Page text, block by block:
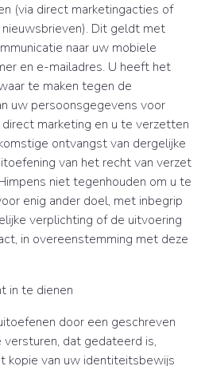
(via direct marketingacties of
Dit geldt met
naar uw mobiele
en e-mailadres. U heeft het
te maken tegen de
uw persoonsgegevens voor
marketing en u te verzetten
ontvangst van dergelijke
van het recht van verzet
niet tegenhouden om u te
enig ander doel, met inbegrip
verplichting of de uitvoering
in overeenstemming met deze
in te dienen
door een geschreven
dat gedateerd is,
kopie van uw identiteitsbewijs